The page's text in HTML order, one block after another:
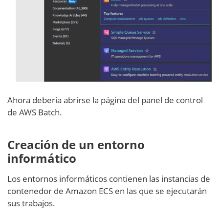
Ahora debería abrirse la página del panel de control
de AWS Batch.
Creación de un entorno
informático
Los entornos informáticos contienen las instancias de
contenedor de Amazon ECS en las que se ejecutarán
sus trabajos.